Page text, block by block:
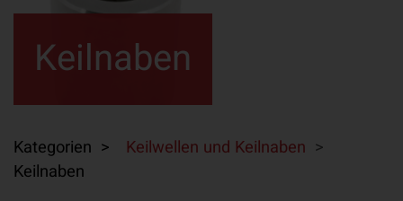
Keilnaben
Kategorien > Keilwellen und Keilnaben >
Keilnaben